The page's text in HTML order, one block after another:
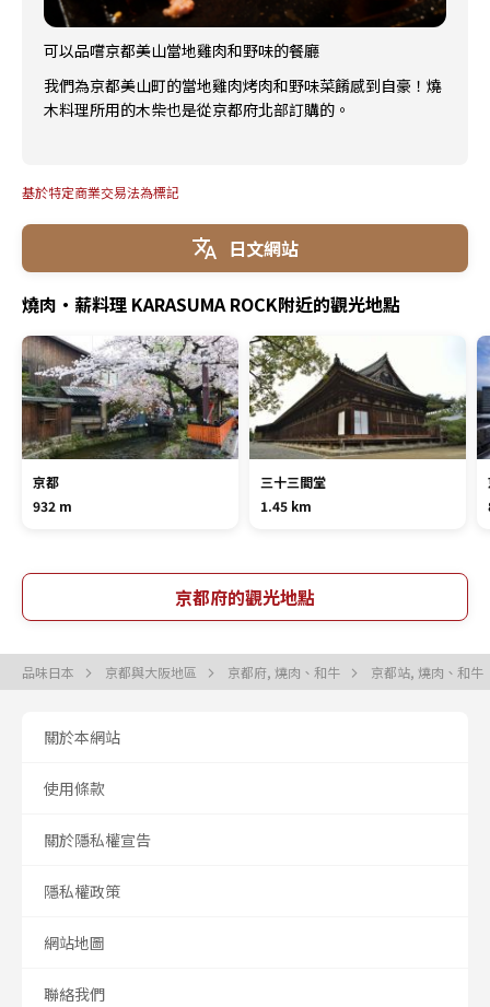
可以品嚐京都美山當地雞肉和野味的餐廳
我們為京都美山町的當地雞肉烤肉和野味菜餚感到自豪！燒
木料理所用的木柴也是從京都府北部訂購的。
基於特定商業交易法為標記
日文網站
燒肉・薪料理 KARASUMA ROCK附近的觀光地點
京都
932 m
三十三間堂
1.45 km
京都府的觀光地點
品味日本 京都與大阪地區 京都府, 燒肉、和牛 京都站, 燒肉、和牛
關於本網站
使用條款
關於隱私權宣告
隱私權政策
網站地圖
聯絡我們